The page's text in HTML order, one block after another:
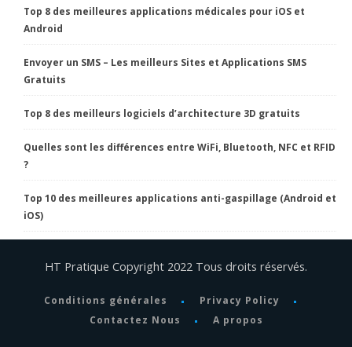
Top 8 des meilleures applications médicales pour iOS et
Android
Envoyer un SMS – Les meilleurs Sites et Applications SMS
Gratuits
Top 8 des meilleurs logiciels d’architecture 3D gratuits
Quelles sont les différences entre WiFi, Bluetooth, NFC et RFID
?
Top 10 des meilleures applications anti-gaspillage (Android et
iOS)
HT Pratique Copyright 2022 Tous droits réservés.
Conditions générales
Privacy Policy
Contactez Nous
A propos